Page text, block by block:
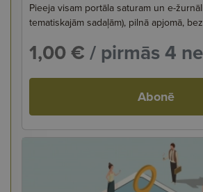
Pieeja visam portāla saturam un e-
tematiskajām sadaļām), pilnā apjomā,
1,00 € / pirmās 4
Abonē